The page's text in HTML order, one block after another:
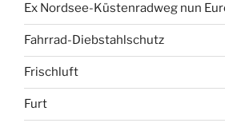
Ex Nordsee-Küstenradweg nun
Fahrrad-Diebstahlschutz
Frischluft
Furt